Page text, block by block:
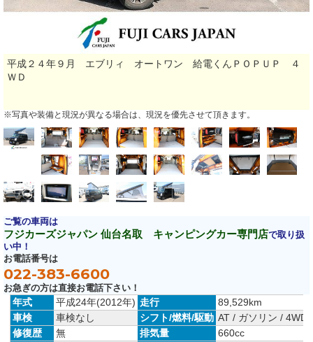
年式 平成24年(2012年) 走行
89,529km
車検
車検なし シフト/燃料/駆動 AT / ガソリン / 4WD
修復歴
無 排気量
660cc
ご覧の車両は
フジカーズジャパン 仙台名取 キャンピングカー専門店で取り扱
い中！
お電話番号は
022-383-6600
お急ぎの方は直接お電話下さい！
平成２４年９月 エブリィ オートワン 給電くんＰＯＰＵＰ ４
ＷＤ
※写真や装備と現況が異なる場合は、現況を優先させて頂きます。